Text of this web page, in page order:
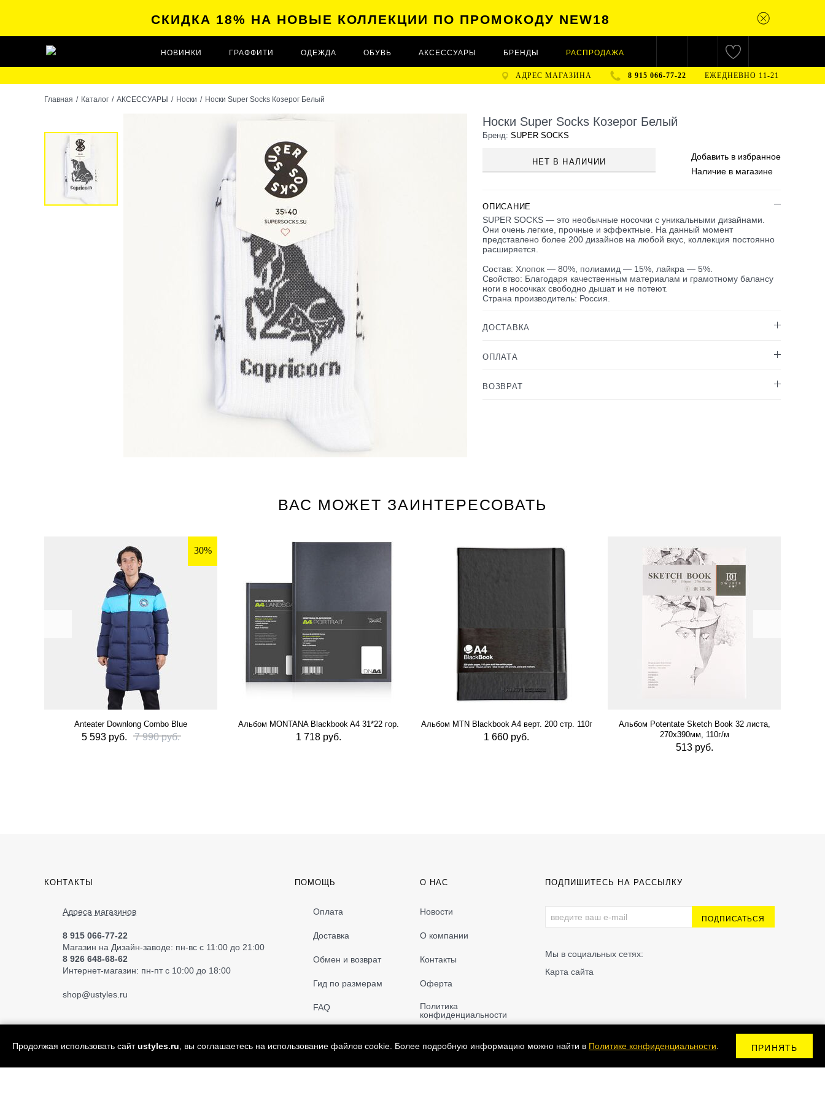
СКИДКА 18% НА НОВЫЕ КОЛЛЕКЦИИ ПО ПРОМОКОДУ NEW18
АДРЕС МАГАЗИНА 8 915 066-77-22 ЕЖЕДНЕВНО 11-21
НОВИНКИ ГРАФФИТИ ОДЕЖДА ОБУВЬ АКСЕССУАРЫ БРЕНДЫ РАСПРОДАЖА
Главная / Каталог / АКСЕССУАРЫ / Носки / Носки Super Socks Козерог Белый
Носки Super Socks Козерог Белый
Бренд: SUPER SOCKS
НЕТ В НАЛИЧИИ
Добавить в избранное
Наличие в магазине
ОПИСАНИЕ
SUPER SOCKS — это необычные носочки с уникальными дизайнами.
Они очень легкие, прочные и эффектные. На данный момент
представлено более 200 дизайнов на любой вкус, коллекция постоянно
расширяется.
Состав: Хлопок — 80%, полиамид — 15%, лайкра — 5%.
Свойство: Благодаря качественным материалам и грамотному балансу
ноги в носочках свободно дышат и не потеют.
Страна производитель: Россия.
ДОСТАВКА
ОПЛАТА
ВОЗВРАТ
ВАС МОЖЕТ ЗАИНТЕРЕСОВАТЬ
30%
Anteater Downlong Combo Blue
5 593 руб. 7 990 руб.
Альбом MONTANA Blackbook A4 31*22 гор.
1 718 руб.
Альбом MTN Blackbook A4 верт. 200 стр. 110г
1 660 руб.
Альбом Potentate Sketch Book 32 листа,
270х390мм, 110г/м
513 руб.
КОНТАКТЫ
Адреса магазинов
8 915 066-77-22
Магазин на Дизайн-заводе: пн-вс с 11:00 до 21:00
8 926 648-68-62
Интернет-магазин: пн-пт с 10:00 до 18:00
shop@ustyles.ru
ПОМОЩЬ
Оплата
Доставка
Обмен и возврат
Гид по размерам
FAQ
О НАС
Новости
О компании
Контакты
Оферта
Политика
конфиденциальности
ПОДПИШИТЕСЬ НА РАССЫЛКУ
Мы в социальных сетях:
Карта сайта
© 2004—2026 «Ustyles» ИП Акимов А.Е. Сделано в Kodix
Продолжая использовать сайтustyles.ru , вы соглашаетесь на использование файлов cookie. Более подробную информацию можно найти в Политике конфиденциальности ПРИНЯТЬ